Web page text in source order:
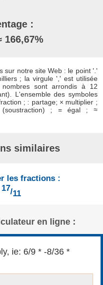
:
166,67%
sur notre site Web : le point '.'
; la virgule ',' est utilisée
sont arrondis à 12
L'ensemble des symboles
; : partage; × multiplier ;
; = égal ; ≈
similaires
les fractions :
17/11
en ligne :
ie: 6/9 * -8/36 *